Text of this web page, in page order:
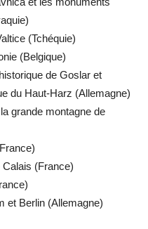
(Tchéquie)
(Belgique)
de Goslar et
du Haut-Harz (Allemagne)
grande montagne de
(France)
et Berlin (Allemagne)